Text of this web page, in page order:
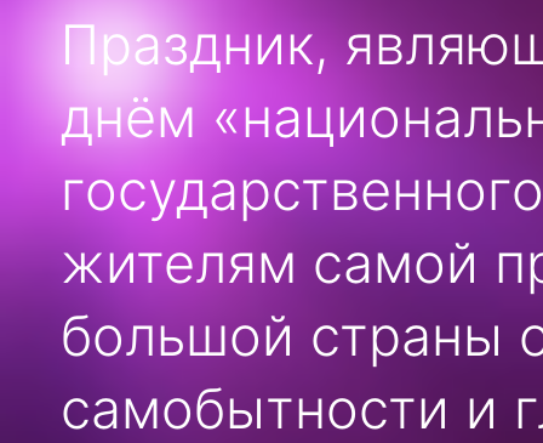
Праздник,
днём
жителям самой
большой страны
самобытности и